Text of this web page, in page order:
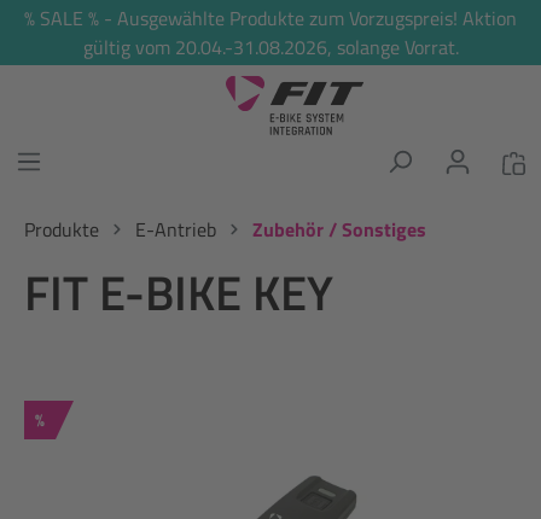
springen
% SALE % - Ausgewählte Produkte zum Vorzugspreis! Aktion
gültig vom 20.04.-31.08.2026, solange Vorrat.
Produkte E-Antrieb Zubehör / Sonstiges
FIT E-BIKE KEY
Rabatt
%